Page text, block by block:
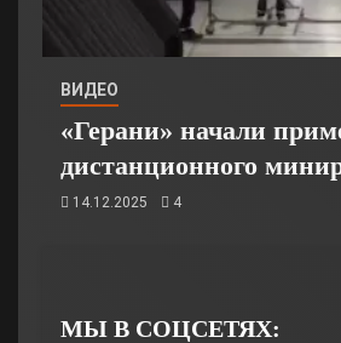
ВИДЕО
«Герани» начали
дистанционного
14.12.2025 4
МЫ В СОЦСЕТЯХ: